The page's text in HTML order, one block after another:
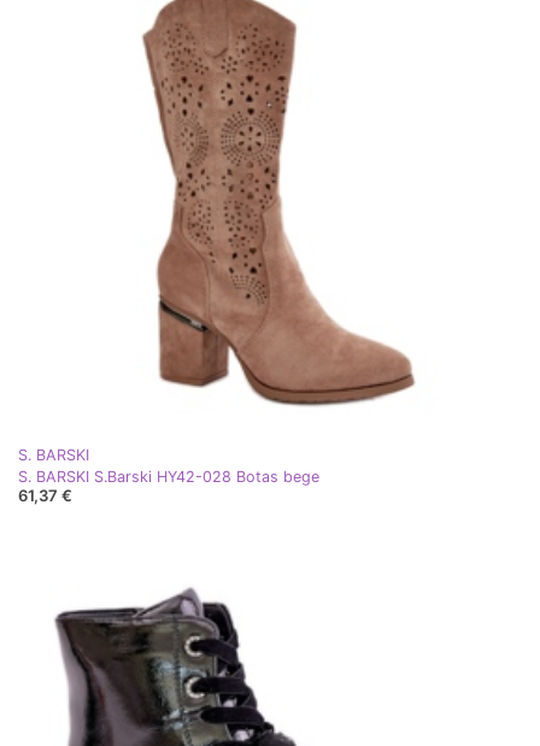
S. BARSKI
S. BARSKI S.Barski HY42-028 Botas bege
61,37 €